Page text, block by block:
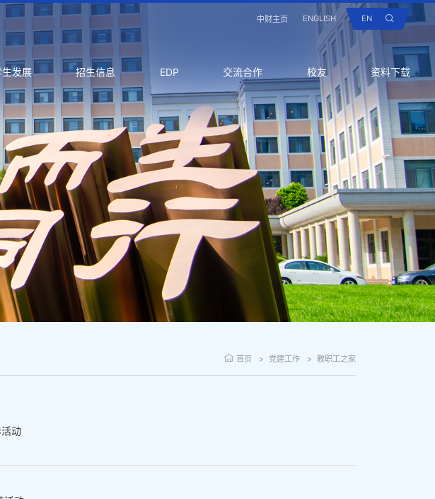
中财主页 ENGLISH EN
生发展 招生信息 EDP 交流合作 校友 资料下载
首页 党建工作 教职工之家
动